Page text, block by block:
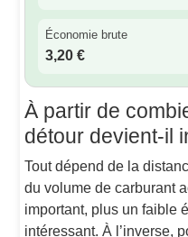
Économie brute
3,20 €
À partir de
détour devient-il
Tout dépend de la
du volume de carburant
important, plus un faible
intéressant. À l’inverse,